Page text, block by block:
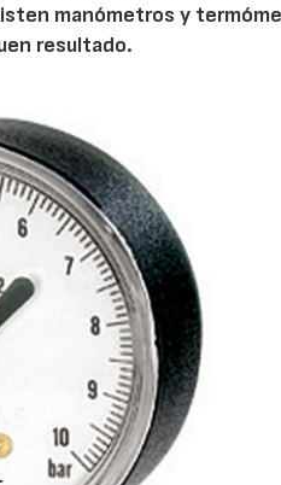
manómetros y
resultado.